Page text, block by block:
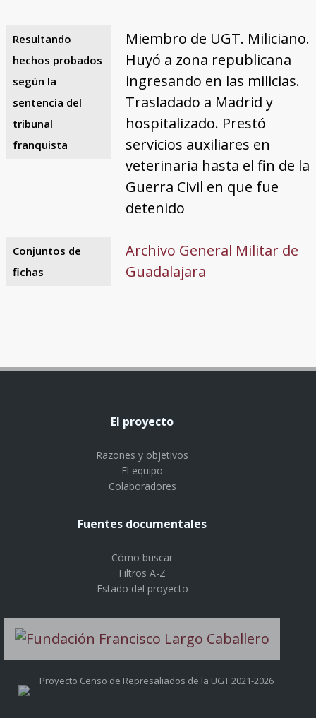
Resultando
hechos probados
según la
sentencia del
tribunal
franquista
Miembro de UGT. Miliciano.
Huyó a zona republicana
ingresando en las milicias.
Trasladado a Madrid y
hospitalizado. Prestó
servicios auxiliares en
veterinaria hasta el fin de la
Guerra Civil en que fue
detenido
Conjuntos de
fichas
Archivo General Militar de
Guadalajara
El proyecto
Razones y objetivos
El equipo
Colaboradores
Fuentes documentales
Cómo buscar
Filtros A-Z
Estado del proyecto
Proyecto Censo de Represaliados de la UGT 2021-2026